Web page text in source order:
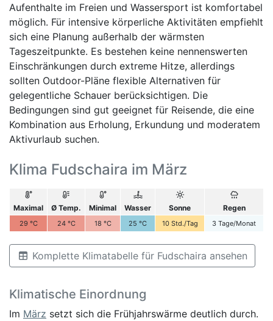
Aufenthalte im Freien und Wassersport ist komfortabel
möglich. Für intensive körperliche Aktivitäten empfiehlt
sich eine Planung außerhalb der wärmsten
Tageszeitpunkte. Es bestehen keine nennenswerten
Einschränkungen durch extreme Hitze, allerdings
sollten Outdoor-Pläne flexible Alternativen für
gelegentliche Schauer berücksichtigen. Die
Bedingungen sind gut geeignet für Reisende, die eine
Kombination aus Erholung, Erkundung und moderatem
Aktivurlaub suchen.
Klima Fudschaira im März
Maximal Ø Temp. Minimal Wasser Sonne Regen
29 °C 24 °C 18 °C 25 °C 10 Std./Tag 3 Tage/Monat
Komplette Klimatabelle für Fudschaira ansehen
Klimatische Einordnung
Im März setzt sich die Frühjahrswärme deutlich durch.